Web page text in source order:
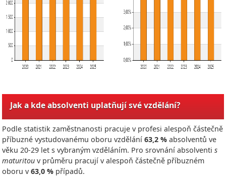
Jak a kde absolventi uplatňují své vzdělání?
Podle statistik zaměstnanosti pracuje v profesi alespoň částečně
příbuzné vystudovanému oboru vzdělání 63,2 % absolventů ve
věku 20-29 let s vybraným vzděláním. Pro srovnání absolventi s
maturitou v průměru pracují v alespoň částečně příbuzném
oboru v 63,0 % případů.